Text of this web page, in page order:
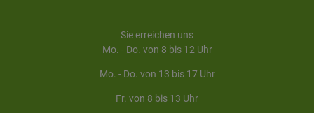
Sie erreichen uns
Mo. - Do. von 8 bis 12 Uhr
Mo. - Do. von 13 bis 17 Uhr
Fr. von 8 bis 13 Uhr